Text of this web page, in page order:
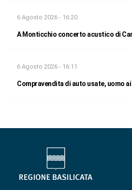
6 Agosto 2026 - 16:20
A Monticchio concerto acustico di
6 Agosto 2026 - 16:11
Compravendita di auto usate, uomo